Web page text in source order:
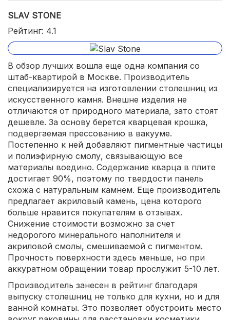
SLAV STONE
Рейтинг: 4.1
В обзор лучших вошла еще одна компания со
штаб-квартирой в Москве. Производитель
специализируется на изготовлении столешниц из
искусственного камня. Внешне изделия не
отличаются от природного материала, зато стоят
дешевле. За основу берется кварцевая крошка,
подвергаемая прессованию в вакууме.
Постепенно к ней добавляют пигментные частицы
и полиэфирную смолу, связывающую все
материалы воедино. Содержание кварца в плите
достигает 90%, поэтому по твердости панель
схожа с натуральным камнем. Еще производитель
предлагает акриловый камень, цена которого
больше нравится покупателям в отзывах.
Снижение стоимости возможно за счет
недорогого минерального наполнителя и
акриловой смолы, смешиваемой с пигментом.
Прочность поверхности здесь меньше, но при
аккуратном обращении товар прослужит 5-10 лет.
Производитель занесен в рейтинг благодаря
выпуску столешниц не только для кухни, но и для
ванной комнаты. Это позволяет обустроить место